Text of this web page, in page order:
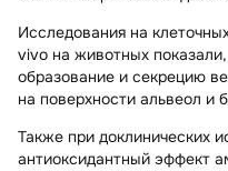
Исследования на
vivo на животных
образование и секрецию
на поверхности альвеол и
Также при доклинических
антиоксидантный эффект